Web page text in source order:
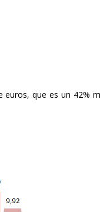
euros, que es un 42%